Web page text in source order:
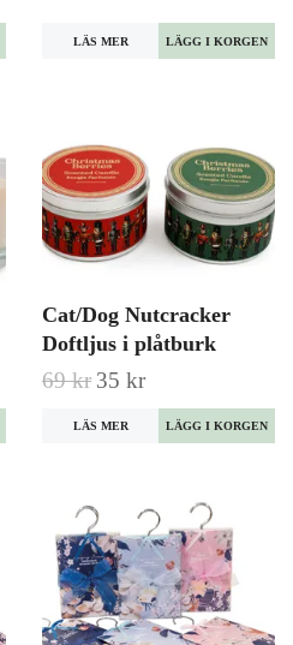
LÄS MER LÄGG I KORGEN
Cat/Dog Nutcracker
Doftljus i plåtburk
69 kr 35 kr
LÄS MER LÄGG I KORGEN